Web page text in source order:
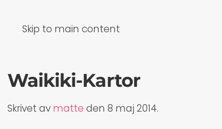
Skip to main content
Waikiki-Kartor
Skrivet av matte den 8 maj 2014.